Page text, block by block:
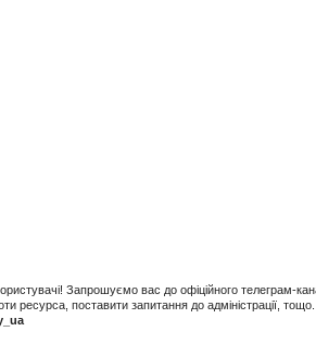
Запрошуємо вас до офіційного телеграм-
ресурса, поставити запитання до адміністрації,